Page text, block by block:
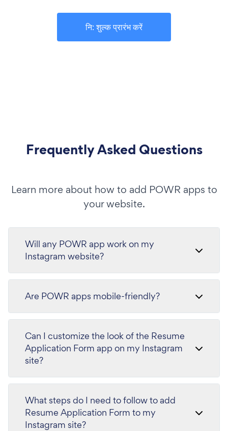
नि: शुल्क प्रारंभ करें
Frequently Asked Questions
Learn more about how to add POWR apps to
your website.
Will any POWR app work on my
Instagram website?
Are POWR apps mobile-friendly?
Can I customize the look of the Resume
Application Form app on my Instagram
site?
What steps do I need to follow to add
Resume Application Form to my
Instagram site?